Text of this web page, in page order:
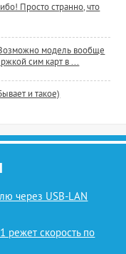
Просто странно, что
модель вообще
сим карт в ...
и такое)
через USB-LAN
режет скорость по